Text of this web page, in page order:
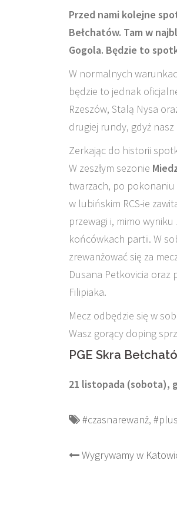
Przed nami kolejne
Bełchatów. Tam w
Gogola. Będzie to
W normalnych
będzie to jednak
Rzeszów, Stalą Nysa
drugiej rundy, gdyż nasz
Zerkając do historii
W zeszłym sezonie
twarzach, po pokonaniu
w lubińskim RCS-ie
przewagi i, mimo
końcówkach partii. W
zrewanżować się za
Dusana Petkovicia oraz
Filipiaka.
Mecz odbędzie się w
Wasz gorący doping
PGE Skra
21 listopada (sobota),
#czasnarewanż,
Post
Wygrywamy w